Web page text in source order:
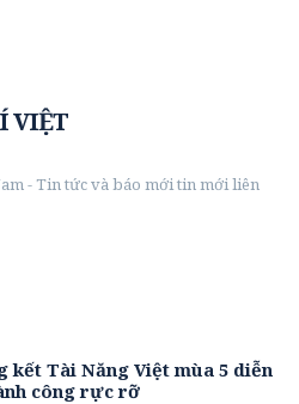
VIỆT
- Tin tức và báo mới tin mới liên
kết Tài Năng Việt mùa 5 diễn
công rực rỡ